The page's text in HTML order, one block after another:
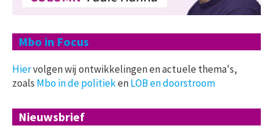
Mbo in Focus
Hiervolgen wij ontwikkelingen en actuele thema's,
zoals Mbo in de politiekenLOB en doorstroom
Nieuwsbrief